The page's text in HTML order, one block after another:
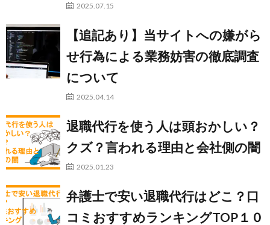
2025.07.15
【追記あり】当サイトへの嫌がら
せ行為による業務妨害の徹底調査
について
2025.04.14
退職代行を使う人は頭おかしい？
クズ？言われる理由と会社側の闇
2025.01.23
弁護士で安い退職代行はどこ？口
コミおすすめランキングTOP１０